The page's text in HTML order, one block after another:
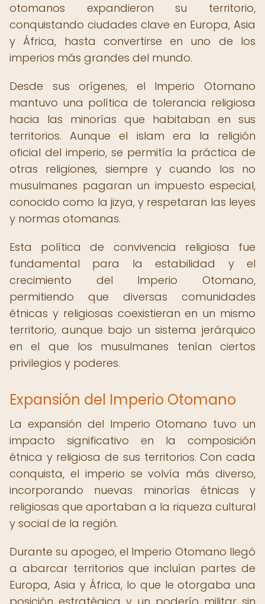
otomanos expandieron su territorio,
conquistando ciudades clave en Europa, Asia
y África, hasta convertirse en uno de los
imperios más grandes del mundo.
Desde sus orígenes, el Imperio Otomano
mantuvo una política de tolerancia religiosa
hacia las minorías que habitaban en sus
territorios. Aunque el islam era la religión
oficial del imperio, se permitía la práctica de
otras religiones, siempre y cuando los no
musulmanes pagaran un impuesto especial,
conocido como la jizya, y respetaran las leyes
y normas otomanas.
Esta política de convivencia religiosa fue
fundamental para la estabilidad y el
crecimiento del Imperio Otomano,
permitiendo que diversas comunidades
étnicas y religiosas coexistieran en un mismo
territorio, aunque bajo un sistema jerárquico
en el que los musulmanes tenían ciertos
privilegios y poderes.
Expansión del Imperio Otomano
La expansión del Imperio Otomano tuvo un
impacto significativo en la composición
étnica y religiosa de sus territorios. Con cada
conquista, el imperio se volvía más diverso,
incorporando nuevas minorías étnicas y
religiosas que aportaban a la riqueza cultural
y social de la región.
Durante su apogeo, el Imperio Otomano llegó
a abarcar territorios que incluían partes de
Europa, Asia y África, lo que le otorgaba una